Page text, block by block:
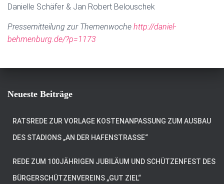
Danielle Schäfer & Jan Robert Belouschek
Pressemitteilung zur Themenwoche http://daniel-
behmenburg.de/?p=1173
Neueste Beiträge
RATSREDE ZUR VORLAGE KOSTENANPASSUNG ZUM AUSBAU
DES STADIONS „AN DER HAFENSTRASSE“
REDE ZUM 100JÄHRIGEN JUBILÄUM UND SCHÜTZENFEST DES
BÜRGERSCHÜTZENVEREINS „GUT ZIEL“